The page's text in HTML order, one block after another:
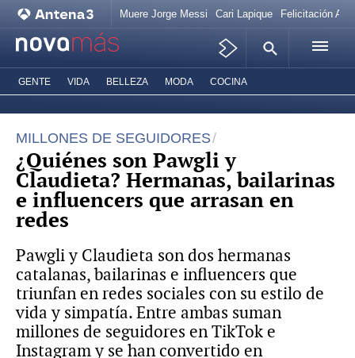
Muere Jorge Messi Cari Lapique Felicitación
GENTE VIDA BELLEZA MODA COCINA
MILLONES DE SEGUIDORES
¿Quiénes son Pawgli y
Claudieta? Hermanas, bailarinas
e influencers que arrasan en
redes
Pawgli y Claudieta son dos hermanas
catalanas, bailarinas e influencers que
triunfan en redes sociales con su estilo de
vida y simpatía. Entre ambas suman
millones de seguidores en TikTok e
Instagram y se han convertido en